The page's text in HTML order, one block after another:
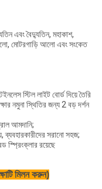
এবং বৈদ্যুতিন, মহাকাশ,
মোটরগাড়ি আলো এবং সংকেত
স্টিল লাইট বোর্ড দিয়ে তৈরি
নমুনা স্থিতির জন্য 2 বড় দর্শন
আমদানি;
ব্যবহারকারীদের সরানো সহজ;
স্প্রিংক্লার রয়েছে
মিলন করুন)